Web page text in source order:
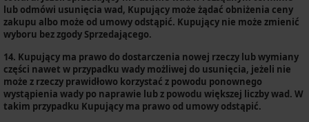
lub odmówi usunięcia wad, Kupujący może żądać obniżenia ceny
zakupu albo może od umowy odstąpić. Kupujący nie może zmienić
wyboru bez zgody Sprzedającego.
14. Kupujący ma prawo do dostarczenia nowej rzeczy lub wymiany
części nawet w przypadku wady możliwej do usunięcia, jeżeli nie
może z rzeczy prawidłowo korzystać z powodu ponownego
wystąpienia wady po naprawie lub z powodu większej liczby wad. W
takim przypadku Kupujący ma prawo od umowy odstąpić.